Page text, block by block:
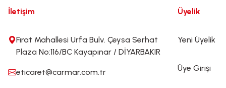
İletişim
Fırat Mahallesi Urfa Bulv. Çeysa Serhat
Plaza No:116/BC Kayapınar / DİYARBAKIR
eticaret@carmar.com.tr
Üyelik
Yeni Üyelik
Üye Girişi